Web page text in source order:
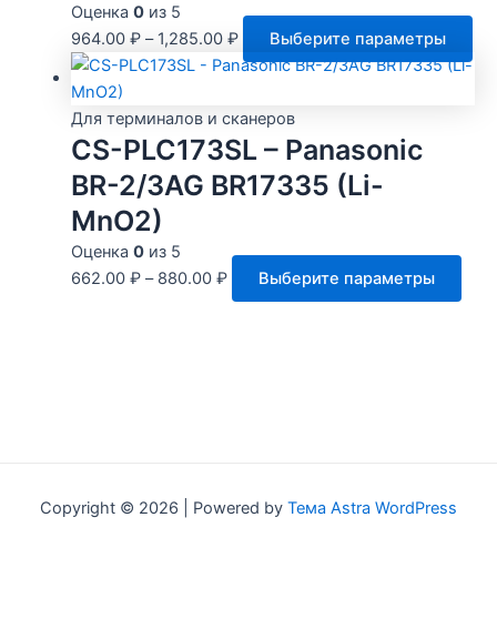
товара.
Оценка 0из 5
964.00 ₽– 1,285.00 ₽ Выберите параметры
Для терминалов и сканеров
CS-PLC173SL – Panasonic
BR-2/3AG BR17335 (Li-
MnO2)
Оценка 0из 5
662.00 ₽– 880.00 ₽ Выберите параметры
Copyright © 2026 | Powered by Тема Astra WordPress